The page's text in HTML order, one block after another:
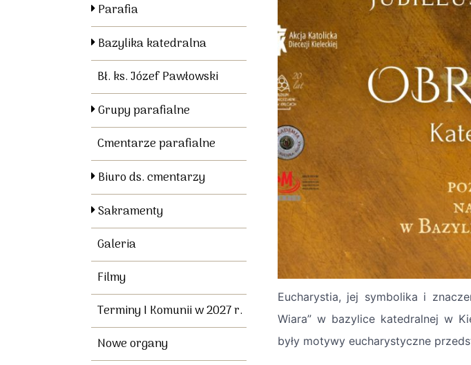
Parafia
Bazylika katedralna
Bł. ks. Józef Pawłowski
Grupy parafialne
Cmentarze parafialne
Biuro ds. cmentarzy
Sakramenty
Galeria
Filmy
Terminy I Komunii w 2027 r.
Nowe organy
Eucharystia, jej symbolika i
Wiara” w bazylice katedralnej w
były motywy eucharystyczne